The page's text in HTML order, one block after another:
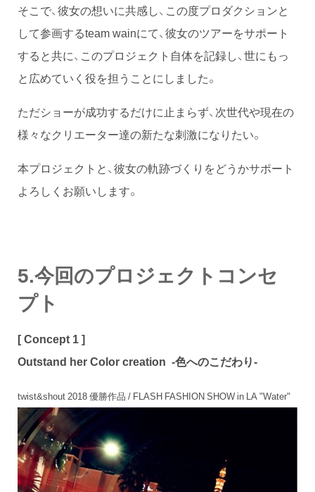
そこで、彼女の想いに共感し、この度プロダクションと
して参画するteam wainにて、彼女のツアーをサポート
すると共に、このプロジェクト自体を記録し、世にもっ
と広めていく役を担うことにしました。
ただショーが成功するだけに止まらず、次世代や現在の
様々なクリエーター達の新たな刺激になりたい。
本プロジェクトと、彼女の軌跡づくりをどうかサポート
よろしくお願いします。
5.今回のプロジェクトコンセ
プト
[ Concept 1 ]
Outstand her Color creation -色へのこだわり-
twist&shout 2018 優勝作品 / FLASH FASHION SHOW in LA "Water"